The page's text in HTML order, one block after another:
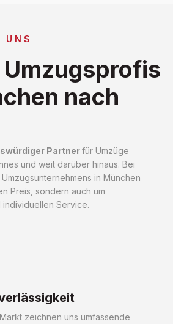
UNS
nach
Partnerfür Umzüge
und weit darüber hinaus. Bei
in München
Preis, sondern auch um
individuellen Service.
zeichnen uns umfassende